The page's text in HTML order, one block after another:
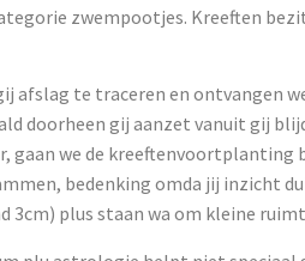
zwempootjes. Kreeften
afslag te traceren en ontvangen
doorheen gij aanzet vanuit gij
gaan we de kreeftenvoortplanting
bedenking omda jij inzicht
3cm) plus staan wa om kleine